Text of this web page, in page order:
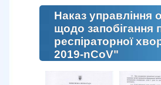
Наказ управління
щодо запобігання
респіраторної
2019-nCoV"